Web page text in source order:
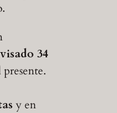
34
presente.
y en